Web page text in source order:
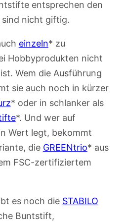
entsprechen den
sind nicht giftig.
einzeln* zu
Hobbyprodukten nicht
Wem die Ausführung
sie auch noch in kürzer
* oder in schlanker als
*. Und wer auf
Wert legt, bekommt
die GREENtrio* aus
FSC-zertifiziertem
es noch die STABILO
Buntstift,